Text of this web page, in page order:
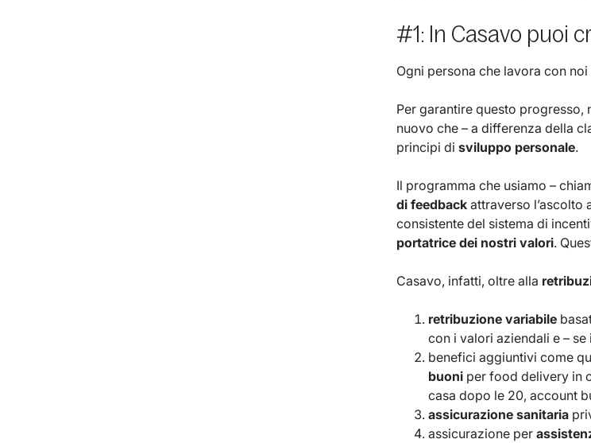
#1: In Casavo puoi
Ogni persona che lavora con
Per garantire questo
nuovo che – a differenza della
principi di sviluppo personale.
Il programma che usiamo –
di feedback attraverso
consistente del sistema di
portatrice dei nostri valori.
Casavo, infatti, oltre alla
retribuzione variabile
con i valori aziendali e –
benefici aggiuntivi come
buoni per food delivery in
casa dopo le 20, account
assicurazione sanitaria
assicurazione per